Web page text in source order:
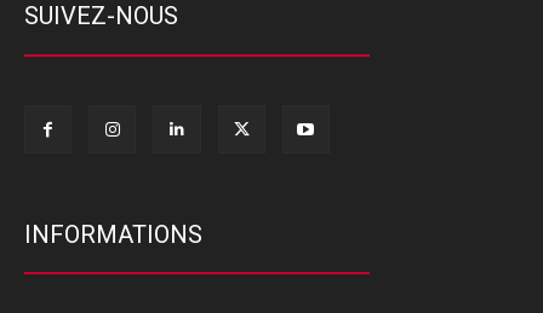
SUIVEZ-NOUS
INFORMATIONS